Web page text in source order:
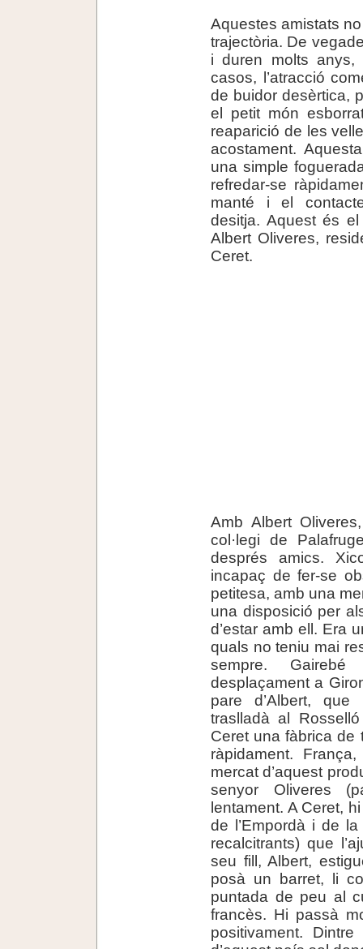
Aquestes amistats
trajectòria. De
i duren molts
casos, l’atracció
de buidor desèrtica,
el petit món
reaparició de les
acostament.
una simple
refredar-se
manté i el
desitja. Aquest és
Albert Oliveres,
Ceret.
Amb Albert
col·legi de
després amics.
incapaç de fer-se
petitesa, amb una
una disposició per
d’estar amb ell. Era
quals no teniu mai
sempre.
desplaçament a
pare d’Albert,
traslladà al
Ceret una fàbrica de
ràpidament.
mercat d’aquest
senyor Oliveres
lentament. A Ceret,
de l’Empordà i de
recalcitrants) que
seu fill, Albert,
posà un barret, li
puntada de peu al
francès. Hi passà
positivament.